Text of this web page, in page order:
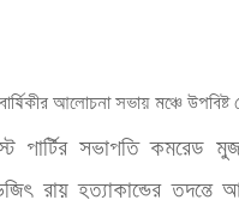
আলোচনা সভায় মঞ্চে উপবিষ্ট
পার্টির সভাপতি কমরেড
রায় হত্যাকান্ডের তদন্তে